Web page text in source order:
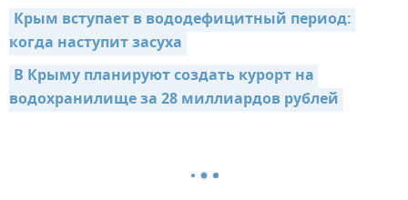
Крым вступает в вододефицитный период:
когда наступит засуха
В Крыму планируют создать курорт на
водохранилище за 28 миллиардов рублей